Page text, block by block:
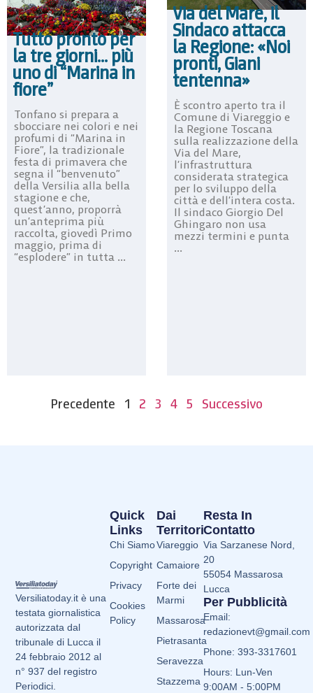
Tutto pronto per
la tre giorni… più
uno di “Marina in
fiore”
Tonfano si prepara a
sbocciare nei colori e nei
profumi di “Marina in
Fiore”, la tradizionale
festa di primavera che
segna il “benvenuto”
della Versilia alla bella
stagione e che,
quest’anno, proporrà
un’anteprima più
raccolta, giovedì Primo
maggio, prima di
“esplodere” in tutta ...
Via del Mare, il
Sindaco attacca
la Regione: «Noi
pronti, Giani
tentenna»
È scontro aperto tra il
Comune di Viareggio e
la Regione Toscana
sulla realizzazione della
Via del Mare,
l’infrastruttura
considerata strategica
per lo sviluppo della
città e dell’intera costa.
Il sindaco Giorgio Del
Ghingaro non usa
mezzi termini e punta
...
Precedente 1 2 3 4 5 Successivo
Versiliatoday.it è una
testata giornalistica
autorizzata dal
tribunale di Lucca il
24 febbraio 2012 al
n° 937 del registro
Periodici.
Dai
Territori
Viareggio
Camaiore
Forte dei
Marmi
Massarosa
Pietrasanta
Seravezza
Stazzema
Quick
Links
Chi Siamo
Copyright
Privacy
Cookies
Policy
Resta In
Contatto
Via Sarzanese Nord,
20
55054 Massarosa
Lucca
Per Pubblicità
Email:
redazionevt@gmail.com
Phone: 393-3317601
Hours: Lun-Ven
9:00AM - 5:00PM